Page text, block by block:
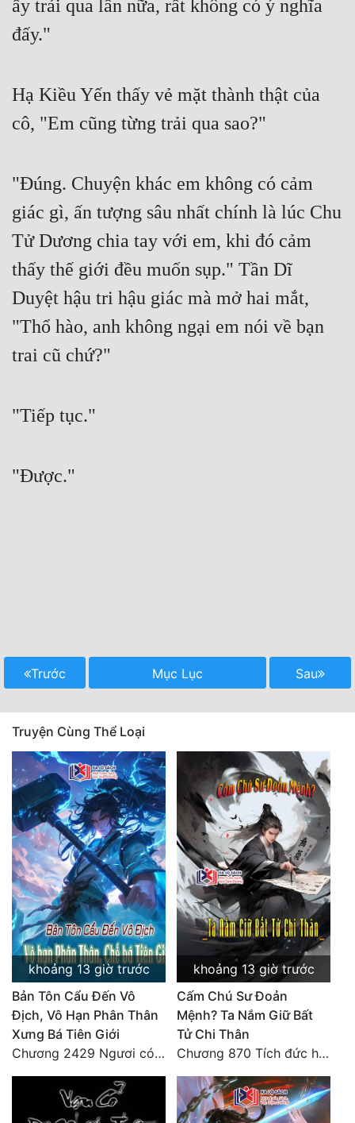
ấy trải qua lần nữa, rất không có ý nghĩa
đấy."
Hạ Kiều Yến thấy vẻ mặt thành thật của
cô, "Em cũng từng trải qua sao?"
"Đúng. Chuyện khác em không có cảm
giác gì, ấn tượng sâu nhất chính là lúc Chu
Tử Dương chia tay với em, khi đó cảm
thấy thế giới đều muốn sụp." Tần Dĩ
Duyệt hậu tri hậu giác mà mở hai mắt,
"Thổ hào, anh không ngại em nói về bạn
trai cũ chứ?"
"Tiếp tục."
"Được."
Trước Mục Lục Sau
Truyện Cùng Thể Loại
khoảng 13 giờ trước
Bản Tôn Cẩu Đến Vô
Địch, Vô Hạn Phân Thân
Xưng Bá Tiên Giới
Chương 2429 Ngươi có tuệ nhãn? Ta có...
khoảng 13 giờ trước
Cấm Chú Sư Đoản
Mệnh? Ta Nắm Giữ Bất
Tử Chi Thân
Chương 870 Tích đức hành thiện